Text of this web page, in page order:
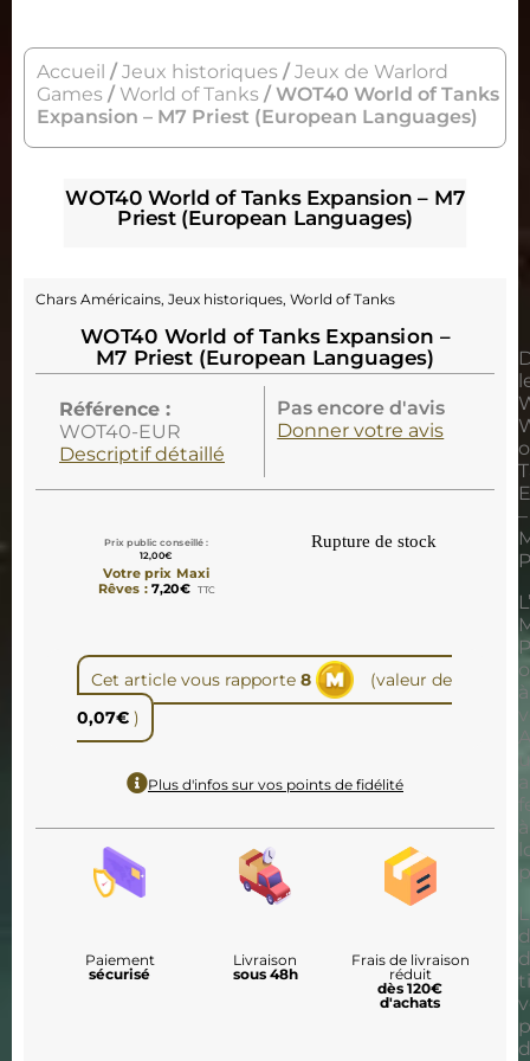
Accueil /Jeux historiques /Jeux de Warlord
Games / World of Tanks / WOT40 World of Tanks
Expansion – M7 Priest (European Languages)
WOT40 World of Tanks Expansion – M7
Priest (European Languages)
–
à
à
Chars Américains, Jeux historiques, World of Tanks
WOT40 World of Tanks Expansion –
M7 Priest (European Languages)
Référence :
WOT40-EUR
Descriptif détaillé
Pas encore d'avis
Donner votre avis
Prix public conseillé :
12,00€
Votre prix Maxi
Rêves : 7,20€ TTC
Rupture de stock
Cet article vous rapporte 8
(valeur de
0,07€ )
Plus d'infos sur vos points de fidélité
Paiement
sécurisé
Livraison
sous 48h
Frais de livraison
réduit
dès 120€
d'achats